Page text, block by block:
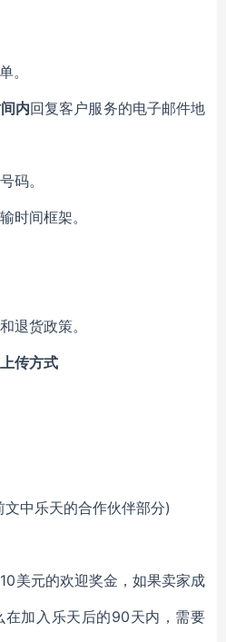
。
内回复客户服务的电子邮件地
码。
时间框架。
退货政策。
传方式
中乐天的合作伙伴部分)
美元的欢迎奖金，如果卖家成
在加入乐天后的90天内，需要